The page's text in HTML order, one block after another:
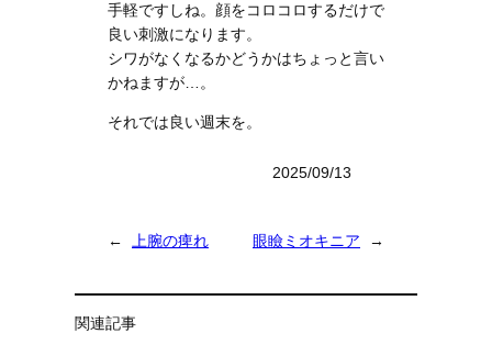
手軽ですしね。顔をコロコロするだけで
良い刺激になります。
シワがなくなるかどうかはちょっと言い
かねますが…。
それでは良い週末を。
2025/09/13
← 上腕の痺れ 眼瞼ミオキニア →
関連記事